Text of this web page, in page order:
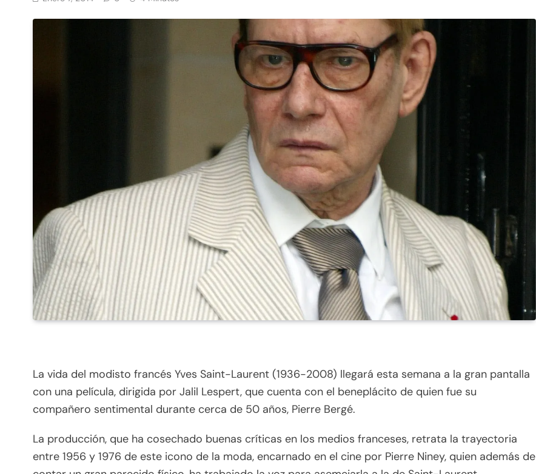
La vida del modisto francés Yves Saint-Laurent (1936-2008) llegará esta semana a la gran pantalla
con una película, dirigida por Jalil Lespert, que cuenta con el beneplácito de quien fue su
compañero sentimental durante cerca de 50 años, Pierre Bergé.
La producción, que ha cosechado buenas críticas en los medios franceses, retrata la trayectoria
entre 1956 y 1976 de este icono de la moda, encarnado en el cine por Pierre Niney, quien además de